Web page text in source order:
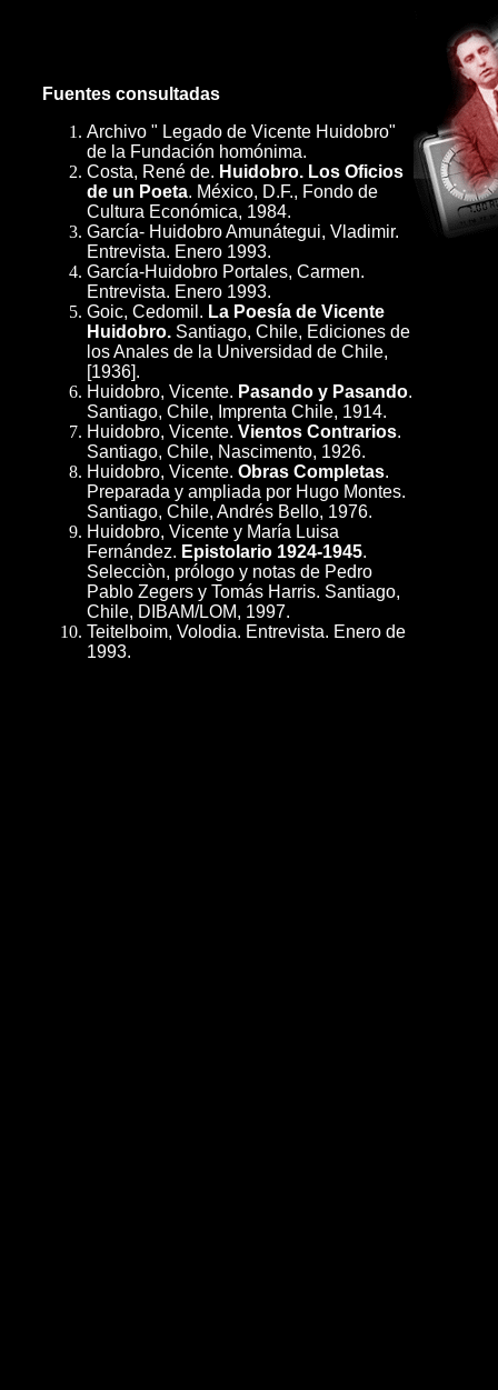
Fuentes consultadas
Archivo " Legado de Vicente Huidobro"
de la Fundación homónima.
Costa, René de. Huidobro. Los Oficios
de un Poeta. México, D.F., Fondo de
Cultura Económica, 1984.
García- Huidobro Amunátegui, Vladimir.
Entrevista. Enero 1993.
García-Huidobro Portales, Carmen.
Entrevista. Enero 1993.
Goic, Cedomil. La Poesía de Vicente
Huidobro. Santiago, Chile, Ediciones de
los Anales de la Universidad de Chile,
[1936].
Huidobro, Vicente. Pasando y Pasando.
Santiago, Chile, Imprenta Chile, 1914.
Huidobro, Vicente. Vientos Contrarios.
Santiago, Chile, Nascimento, 1926.
Huidobro, Vicente. Obras Completas.
Preparada y ampliada por Hugo Montes.
Santiago, Chile, Andrés Bello, 1976.
Huidobro, Vicente y María Luisa
Fernández. Epistolario 1924-1945.
Selecciòn, prólogo y notas de Pedro
Pablo Zegers y Tomás Harris. Santiago,
Chile, DIBAM/LOM, 1997.
Teitelboim, Volodia. Entrevista. Enero de
1993.